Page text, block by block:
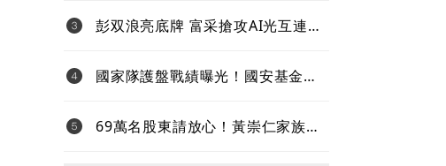
彭双浪亮底牌 富采搶攻AI光互連
功耗新藍海
國家隊護盤戰績曝光！國安基金
台積電狂賺76億
69萬名股東請放心！黃崇仁家族全